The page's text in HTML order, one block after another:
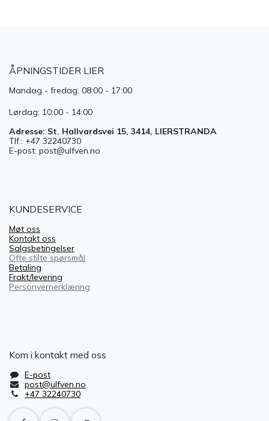
ÅPNINGSTIDER LIER
Mandag - fredag: 08:00 - 17:00
Lørdag: 10:00 - 14:00
Adresse: St. Hallvardsvei 15, 3414, LIERSTRANDA
Tlf.: +47 32240730
E-post: post@ulfven.no
KUNDESERVICE
Møt oss
Kontakt oss
Salgsbetingelser
Ofte stilte spørsmål
Betaling
Frakt/levering
Personvernerklæring
Kom i kontakt med oss
E-post
post@ulfven.no
+47 32240730